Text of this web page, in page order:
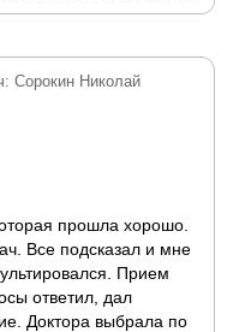
Сорокин Николай
прошла хорошо.
Все подсказал и мне
Прием
ответил, дал
Доктора выбрала по